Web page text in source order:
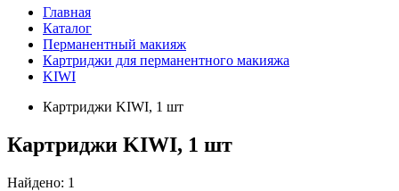
Главная
Каталог
Перманентный макияж
Картриджи для перманентного макияжа
KIWI
Картриджи KIWI, 1 шт
Картриджи KIWI, 1 шт
Найдено: 1